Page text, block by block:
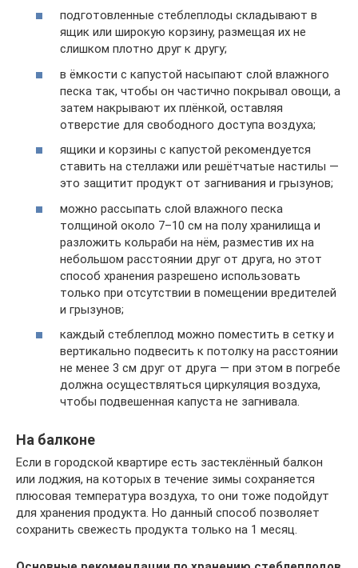
подготовленные стеблеплоды складывают в
ящик или широкую корзину, размещая их не
слишком плотно друг к другу;
в ёмкости с капустой насыпают слой влажного
песка так, чтобы он частично покрывал овощи, а
затем накрывают их плёнкой, оставляя
отверстие для свободного доступа воздуха;
ящики и корзины с капустой рекомендуется
ставить на стеллажи или решётчатые настилы —
это защитит продукт от загнивания и грызунов;
можно рассыпать слой влажного песка
толщиной около 7–10 см на полу хранилища и
разложить кольраби на нём, разместив их на
небольшом расстоянии друг от друга, но этот
способ хранения разрешено использовать
только при отсутствии в помещении вредителей
и грызунов;
каждый стеблеплод можно поместить в сетку и
вертикально подвесить к потолку на расстоянии
не менее 3 см друг от друга — при этом в погребе
должна осуществляться циркуляция воздуха,
чтобы подвешенная капуста не загнивала.
На балконе
Если в городской квартире есть застеклённый балкон
или лоджия, на которых в течение зимы сохраняется
плюсовая температура воздуха, то они тоже подойдут
для хранения продукта. Но данный способ позволяет
сохранить свежесть продукта только на 1 месяц.